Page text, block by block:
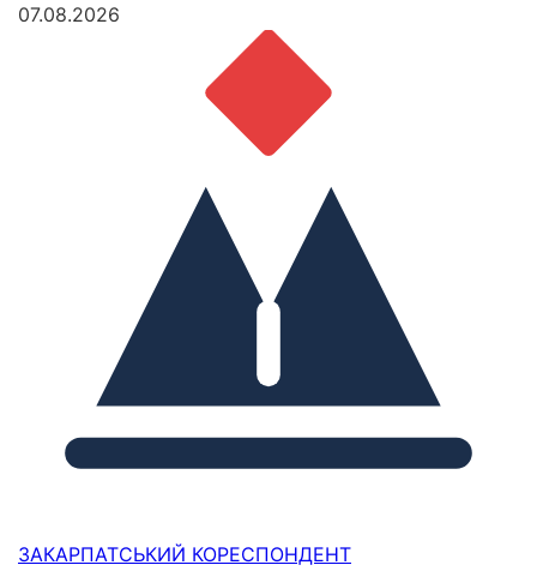
07.08.2026
ЗАКАРПАТСЬКИЙ КОРЕСПОНДЕНТ